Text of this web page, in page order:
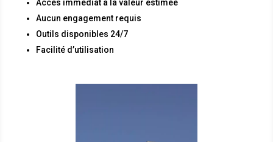
Accès immédiat à la valeur estimée
Aucun engagement requis
Outils disponibles 24/7
Facilité d’utilisation